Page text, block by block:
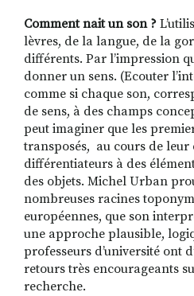
Comment nait un son ?
lèvres, de la langue, de la
différents. Par l’impression
donner un sens. (Ecouter
comme si chaque son,
de sens, à des champs
peut imaginer que les
transposés, au cours de leur
différentiateurs à des
des objets. Michel Urban
nombreuses racines
européennes, que son
une approche plausible,
professeurs d’université ont
retours très encourageants
recherche.